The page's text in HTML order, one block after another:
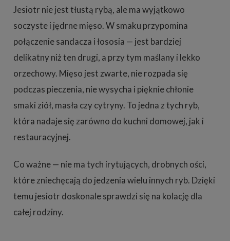
Jesiotr nie jest tłustą rybą, ale ma wyjątkowo
soczyste i jędrne mięso. W smaku przypomina
połączenie sandacza i łososia — jest bardziej
delikatny niż ten drugi, a przy tym maślany i lekko
orzechowy. Mięso jest zwarte, nie rozpada się
podczas pieczenia, nie wysycha i pięknie chłonie
smaki ziół, masła czy cytryny. To jedna z tych ryb,
która nadaje się zarówno do kuchni domowej, jak i
restauracyjnej.
Co ważne — nie ma tych irytujących, drobnych ości,
które zniechęcają do jedzenia wielu innych ryb. Dzięki
temu jesiotr doskonale sprawdzi się na kolację dla
całej rodziny.